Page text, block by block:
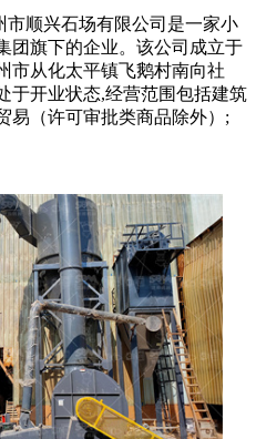
市顺兴石场有限公司是一家小
团旗下的企业。该公司成立于
市从化太平镇飞鹅村南向社
于开业状态,经营范围包括建筑
易（许可审批类商品除外）;